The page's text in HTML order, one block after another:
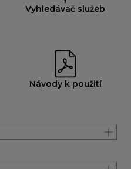
Vyhledávač služeb
Návody k použití